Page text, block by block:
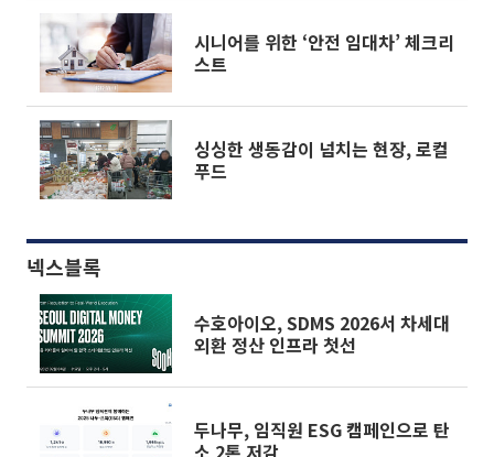
시니어를 위한 ‘안전 임대차’ 체크리
스트
싱싱한 생동감이 넘치는 현장, 로컬
푸드
넥스블록
수호아이오, SDMS 2026서 차세대
외환 정산 인프라 첫선
두나무, 임직원 ESG 캠페인으로 탄
소 2톤 저감